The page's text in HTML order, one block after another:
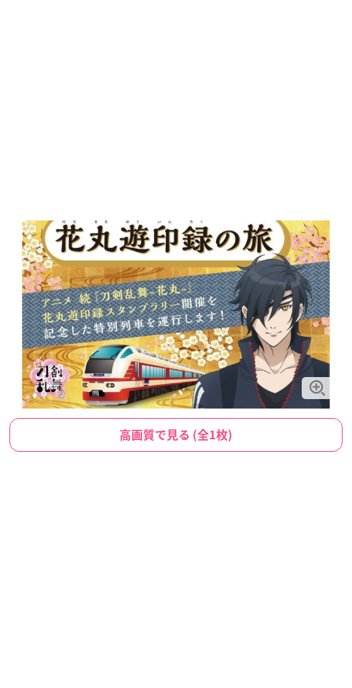
高画質で見る (全1枚)